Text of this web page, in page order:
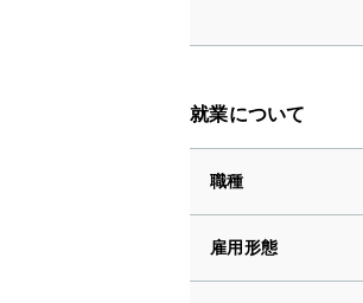
就業について
職種
雇用形態